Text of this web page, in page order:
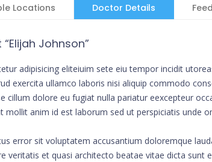
Locations Doctor Details
Johnson”
adipisicing eliteiuim sete eiu tempor incidit
exercita ullamco laboris nisi aliquip commodo
cillum dolore eu fugiat nulla pariatur eexcepteur
mollit anim id est laborum sed ut perspiciatis unde
error sit voluptatem accusantium doloremque
veritatis et quasi architecto beatae vitae dicta sunt